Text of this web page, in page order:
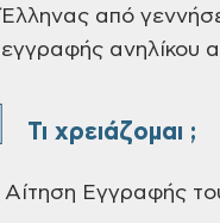
Έλληνας από
εγγραφής ανηλίκου
Τι χρειάζομαι ;
Αίτηση Εγγραφής